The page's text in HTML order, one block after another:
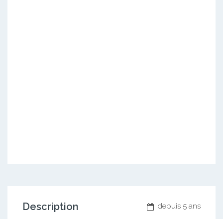
depuis 5 ans
Description